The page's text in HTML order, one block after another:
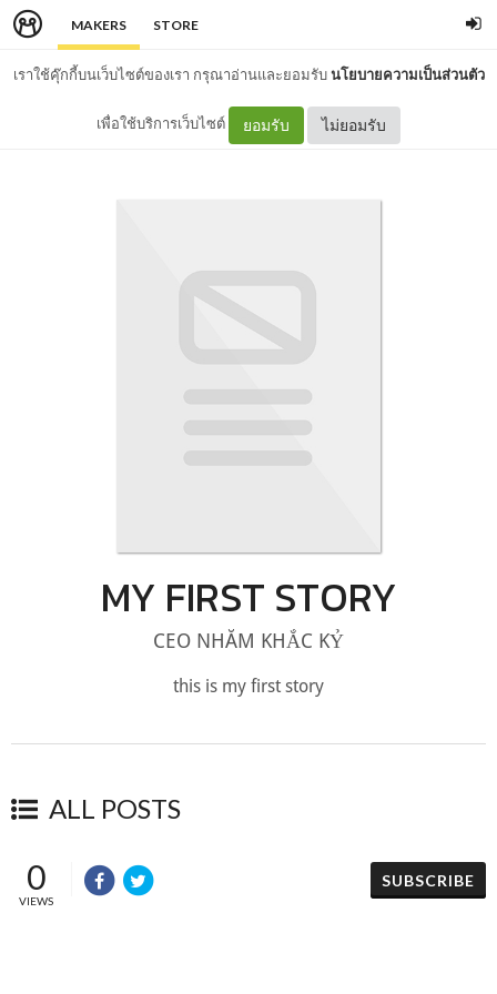
MAKERS STORE
เราใช้คุ๊กกี้บนเว็บไซต์ของเรา กรุณาอ่านและยอมรับนโยบายความเป็นส่วนตัว
เพื่อใช้บริการเว็บไซต์ ยอมรับ ไม่ยอมรับ
MY FIRST STORY
CEO NHĂM KHẮC KỶ
this is my first story
ALL POSTS
0
VIEWS
SUBSCRIBE